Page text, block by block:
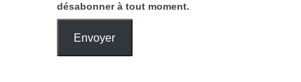
désabonner à tout moment.
Envoyer